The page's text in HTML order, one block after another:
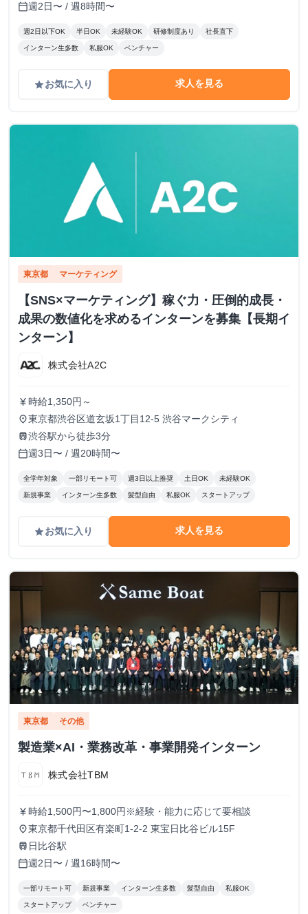
calendar_today週2日〜 / 週8時間〜
週2日以下OK 半日OK 未経験OK 研修制度あり 社長直下
インターン生多数 私服OK ベンチャー
gradeお気に入り 求人を見る
東京都 マーケティング
【SNS×マーケティング】稼ぐ力・圧倒的成長・
成果の数値化を求めるインターンを募集【長期イ
ンターン】
株式会社A2C
currency_yen 時給1,350円～
place東京都渋谷区道玄坂1丁目12-5 渋谷マークシティ
train渋谷駅から徒歩3分
calendar_today週3日〜 / 週20時間〜
全学年対象 一部リモート可 週3日以上推奨 土日OK 未経験OK
新規事業 インターン生多数 髪型自由 私服OK スタートアップ
gradeお気に入り 求人を見る
東京都 その他
製造業×AI・業務改革・事業開発インターン
株式会社TBM
currency_yen 時給1,500円〜1,800円※経験・能力に応じて要相談
place東京都千代田区有楽町1-2-2 東宝日比谷ビル15F
train 日比谷駅
calendar_today週2日〜 / 週16時間〜
一部リモート可 新規事業 インターン生多数 髪型自由 私服OK
スタートアップ ベンチャー